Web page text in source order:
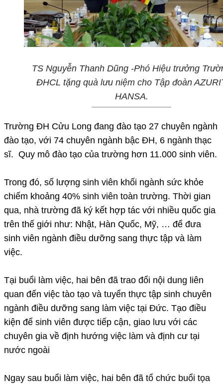
TS Nguyễn Thanh Dũng -Phó Hiệu trưởng
ĐHCL tặng quà lưu niệm cho Tập đoàn
HANSA.
Trường ĐH Cửu Long đang đào tạo 27 chuyên ngành
đào tạo, với 74 chuyên ngành bậc ĐH, 6 ngành thạc
sĩ. Quy mô đào tạo của trường hơn 11.000 sinh viên.
Trong đó, số lượng sinh viên khối ngành sức khỏe
chiếm khoảng 40% sinh viên toàn trường. Thời gian
qua, nhà trường đã ký kết hợp tác với nhiều quốc gia
trên thế giới như: Nhật, Hàn Quốc, Mỹ, … để đưa
sinh viên ngành điều dưỡng sang thực tập và làm
việc.
Tại buổi làm việc, hai bên đã trao đổi nội dung liên
quan đến việc tào tạo và tuyển thực tập sinh chuyên
ngành điều dưỡng sang làm việc tại Đức. Tạo điều
kiện để sinh viên được tiếp cận, giao lưu với các
chuyên gia về định hướng việc làm và định cư tại
nước ngoài
Ngay sau buổi làm việc, hai bên đã tổ chức buổi tọa